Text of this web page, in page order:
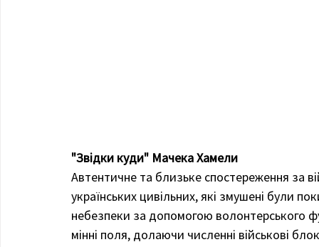
"Звідки куди" Мачека Хамели
Автентичне та близьке спостереження за
українських цивільних, які змушені були
небезпеки за допомогою волонтерського
мінні поля, долаючи численні військові